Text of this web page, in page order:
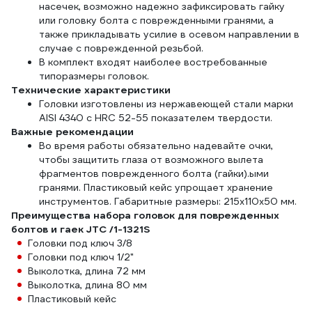
насечек, возможно надежно зафиксировать гайку
или головку болта с поврежденными гранями, а
также прикладывать усилие в осевом направлении в
случае с поврежденной резьбой.
В комплект входят наиболее востребованные
типоразмеры головок.
Технические характеристики
Головки изготовлены из нержавеющей стали марки
AISI 4340 с HRC 52-55 показателем твердости.
Важные рекомендации
Во время работы обязательно надевайте очки,
чтобы защитить глаза от возможного вылета
фрагментов поврежденного болта (гайки).ыми
гранями. Пластиковый кейс упрощает хранение
инструментов. Габаритные размеры: 215х110х50 мм.
Преимущества набора головок для поврежденных
болтов и гаек JTC /1-1321S
Головки под ключ 3/8
Головки под ключ 1/2"
Выколотка, длина 72 мм
Выколотка, длина 80 мм
Пластиковый кейс